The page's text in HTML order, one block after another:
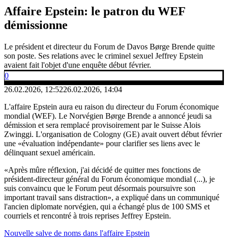
Affaire Epstein: le patron du WEF
démissionne
Le président et directeur du Forum de Davos Børge Brende quitte
son poste. Ses relations avec le criminel sexuel Jeffrey Epstein
avaient fait l'objet d'une enquête début février.
0
26.02.2026, 12:5226.02.2026, 14:04
L'affaire Epstein aura eu raison du directeur du Forum économique
mondial (WEF). Le Norvégien Børge Brende a annoncé jeudi sa
démission et sera remplacé provisoirement par le Suisse Alois
Zwinggi. L'organisation de Cologny (GE) avait ouvert début février
une «évaluation indépendante» pour clarifier ses liens avec le
délinquant sexuel américain.
«Après mûre réflexion, j'ai décidé de quitter mes fonctions de
président-directeur général du Forum économique mondial (...), je
suis convaincu que le Forum peut désormais poursuivre son
important travail sans distraction», a expliqué dans un communiqué
l'ancien diplomate norvégien, qui a échangé plus de 100 SMS et
courriels et rencontré à trois reprises Jeffrey Epstein.
Nouvelle salve de noms dans l'affaire Epstein